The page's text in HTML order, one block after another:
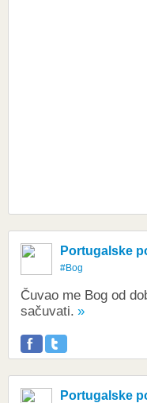
Portugalske
#Bog
Čuvao me Bog od
sačuvati.
Portugalske